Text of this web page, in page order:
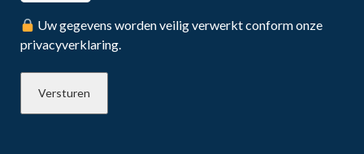
Uw gegevens worden veilig verwerkt conform onze
privacyverklaring.